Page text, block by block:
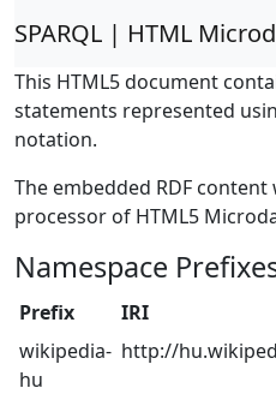
SPARQL | HTML
This HTML5 document
statements represented
notation.
The embedded RDF
processor of HTML5
Namespace
Prefix
IRI
wikipedia-
hu
http://